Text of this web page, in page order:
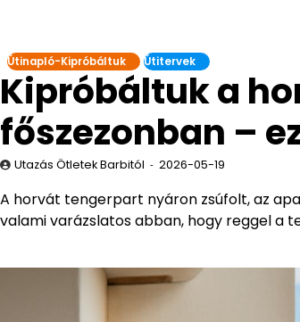
Útinapló-Kipróbáltuk Útitervek
Kipróbáltuk a
főszezonban –
Utazás Ötletek Barbitól 2026-05-19
A horvát tengerpart nyáron zsúfolt, az
valami varázslatos abban, hogy reggel a